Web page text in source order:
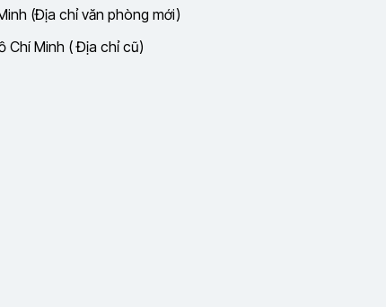
(Địa chỉ văn phòng mới)
Chí Minh ( Địa chỉ cũ)